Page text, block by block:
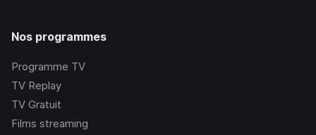
Nos programmes
Programme TV
TV Replay
TV Gratuit
Films streaming